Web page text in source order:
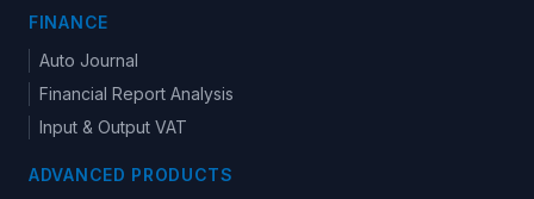
FINANCE
Auto Journal
Financial Report Analysis
Input & Output VAT
ADVANCED PRODUCTS